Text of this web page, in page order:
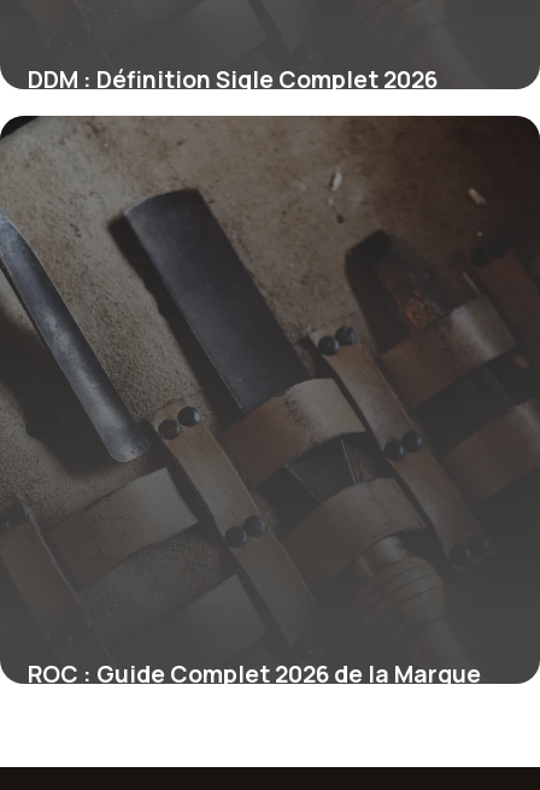
DDM : Définition Sigle Complet 2026
9 juin 2026
ROC : Guide Complet 2026 de la Marque